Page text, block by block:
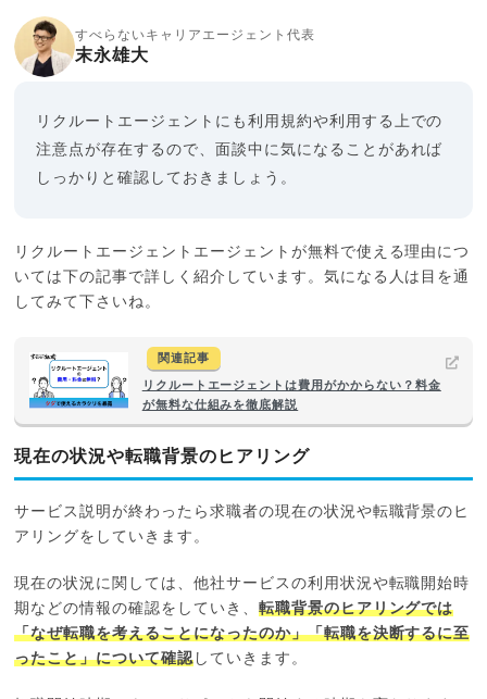
すべらないキャリアエージェント代表
末永雄大
リクルートエージェントにも利用規約や利用する上での
注意点が存在するので、面談中に気になることがあれば
しっかりと確認しておきましょう。
リクルートエージェントエージェントが無料で使える理由につ
いては下の記事で詳しく紹介しています。気になる人は目を通
してみて下さいね。
関連記事
リクルートエージェントは費用がかからない？料金
が無料な仕組みを徹底解説
現在の状況や転職背景のヒアリング
サービス説明が終わったら求職者の現在の状況や転職背景のヒ
アリングをしていきます。
現在の状況に関しては、他社サービスの利用状況や転職開始時
期などの情報の確認をしていき、 転職背景のヒアリングでは
「なぜ転職を考えることになったのか」「転職を決断するに至
ったこと」について確認 していきます。